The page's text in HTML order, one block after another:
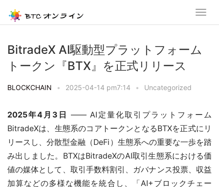
BitradeX AI駆動型プラットフォーム
トークン『BTX』を正式リリース
BLOCKCHAIN • 2025-04-14 pm7:14 • Uncategorized
2025年4月3日 —— AI定量化取引プラットフォーム
BitradeXは、生態系のコアトークンとなるBTXを正式にリ
リースし、分散型金融（DeFi）生態系への重要な一歩を踏
み出しました。BTXはBitradeXのAI取引生態系における価
値の媒体として、取引手数料割引、ガバナンス投票、収益
加算などの多様な機能を統合し、「AI+ブロックチェー